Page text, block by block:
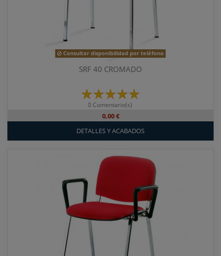
Consultar disponibilidad por teléfono
SRF 40 CROMADO
0 Comentario(s)
0,00 €
DETALLES Y ACABADOS